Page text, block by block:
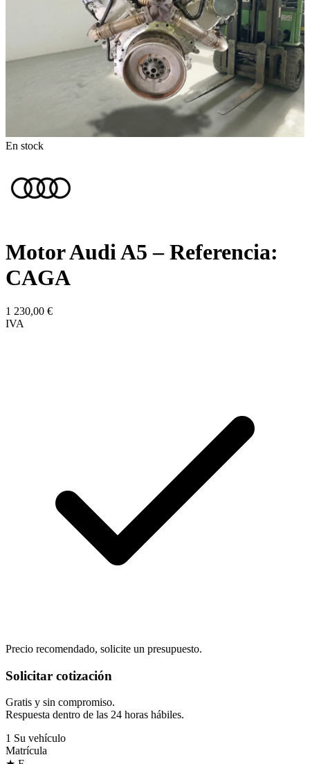
En stock
Motor Audi A5 – Referencia:
CAGA
1 230,00 €
IVA
Precio recomendado, solicite un presupuesto.
Solicitar cotización
Gratis y sin compromiso.
Respuesta dentro de las 24 horas hábiles.
1 Su vehículo
Matrícula